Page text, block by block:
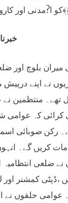
خبرنامہ
میران بلوچ
نے اپنے درپیش
تھے۔ منتظمین
کہ عوامی
رکن صوبائی
کریں گے۔
نے ضلعی
کمشنر اور
عوامی حلقوں